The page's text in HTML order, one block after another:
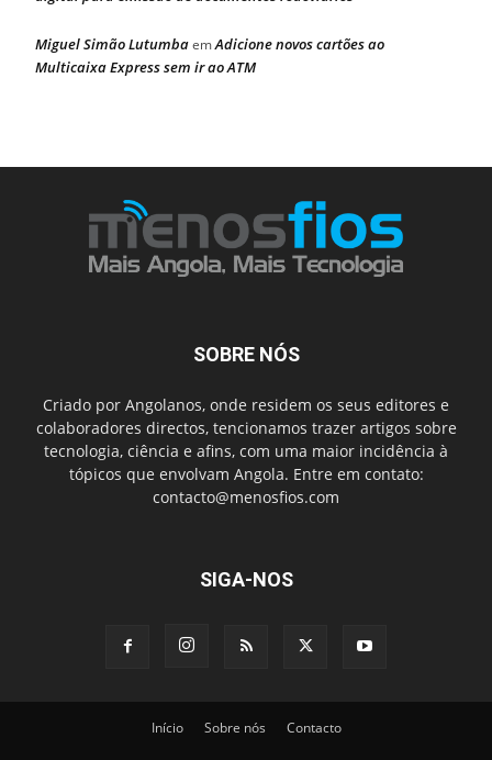
Miguel Simão LutumbaemAdicione novos cartões ao
Multicaixa Express sem ir ao ATM
SOBRE NÓS
Criado por Angolanos, onde residem os seus editores e
colaboradores directos, tencionamos trazer artigos sobre
tecnologia, ciência e afins, com uma maior incidência à
tópicos que envolvam Angola. Entre em contato:
contacto@menosfios.com
SIGA-NOS
Início Sobre nós Contacto